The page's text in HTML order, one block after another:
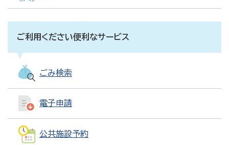
ご利用ください便利なサービス
ごみ検索
電子申請
公共施設予約